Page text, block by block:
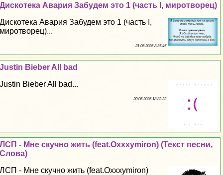
Дискотека Авария Забудем это 1 (часть I, миротворец)
Дискотека Авария Забудем это 1 (часть I,
миротворец)...
21 06 2026 8:25:45
Justin Bieber All bad
Justin Bieber All bad...
20 06 2026 18:32:22
ЛСП - Мне скучно жить (feat.Oxxxymiron) (Текст песни,
Слова)
ЛСП - Мне скучно жить (feat.Oxxxymiron)